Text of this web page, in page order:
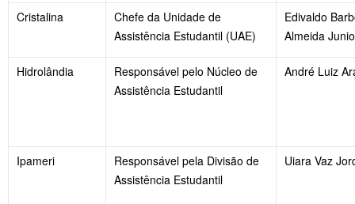
Cristalina
Chefe da Unidade de
Assistência Estudantil (UAE)
Edivaldo
Almeida
Hidrolândia
Responsável pelo Núcleo de
Assistência Estudantil
André Luiz
Ipameri
Responsável pela Divisão de
Assistência Estudantil
Uiara Vaz